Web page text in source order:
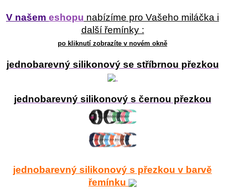
V našem eshopu nabízíme pro Vašeho miláčka i
další řemínky :
po kliknutí zobrazíte v novém okně
jednobarevný silikonový se stříbrnou přezkou
jednobarevný silikonový s černou přezkou
jednobarevný silikonový s přezkou v barvě
řemínku